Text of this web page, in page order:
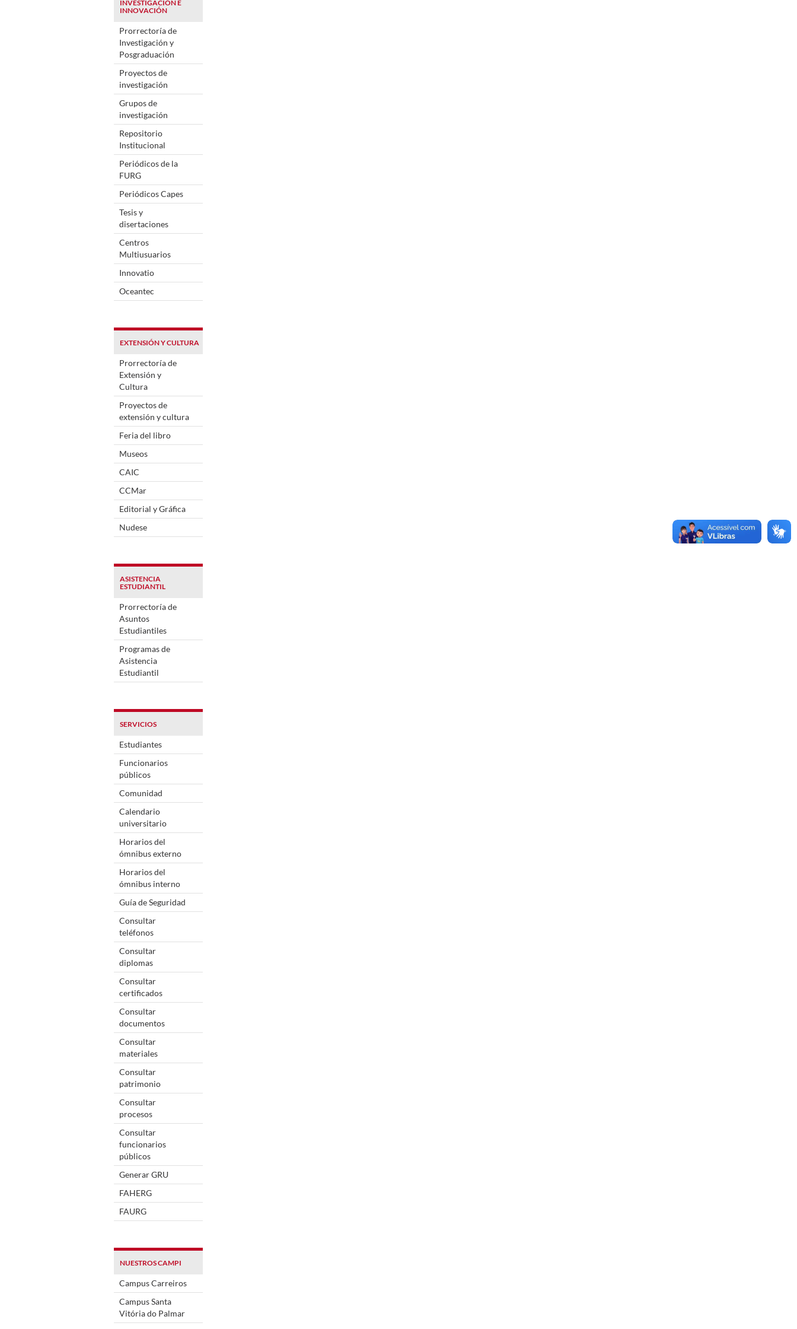
INVESTIGACIÓN E
INNOVACIÓN
Prorrectoría de
Investigación y
Posgraduación
Proyectos de
investigación
Grupos de
investigación
Repositorio
Institucional
Periódicos de la
FURG
Periódicos Capes
Tesis y
disertaciones
Centros
Multiusuarios
Innovatio
Oceantec
EXTENSIÓN Y CULTURA
Prorrectoría de
Extensión y
Cultura
Proyectos de
extensión y cultura
Feria del libro
Museos
CAIC
CCMar
Editorial y Gráfica
Nudese
ASISTENCIA
ESTUDIANTIL
Prorrectoría de
Asuntos
Estudiantiles
Programas de
Asistencia
Estudiantil
SERVICIOS
Estudiantes
Funcionarios
públicos
Comunidad
Calendario
universitario
Horarios del
ómnibus externo
Horarios del
ómnibus interno
Guía de Seguridad
Consultar
teléfonos
Consultar
diplomas
Consultar
certificados
Consultar
documentos
Consultar
materiales
Consultar
patrimonio
Consultar
procesos
Consultar
funcionarios
públicos
Generar GRU
FAHERG
FAURG
NUESTROS CAMPI
Campus Carreiros
Campus Santa
Vitória do Palmar